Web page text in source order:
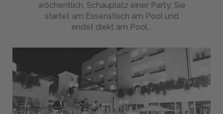
Pet
friendly
STRAND
WELLNESS
wöchentlich, Schauplatz einer Party; Sie
startet am Essenstisch am Pool und
endet diekt am Pool...